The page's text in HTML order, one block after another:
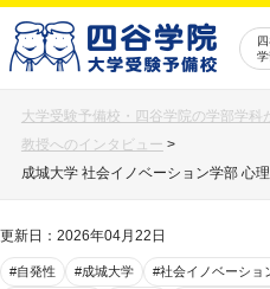
大学受験予備校・四谷学院の学部学科
教授へのインタビュー >
成城大学 社会イノベーション学部 心
更新日：2026年04月22日
#自発性 #成城大学 #社会イノベーショ